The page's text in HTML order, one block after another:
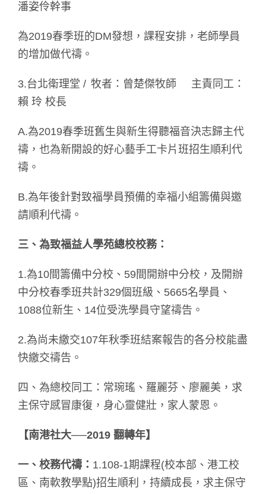
潘姿伶幹事
為2019春季班的DM發想，課程安排，老師學員
的增加做代禱。
3.台北衛理堂 / 牧者：曾楚傑牧師 主責同工：
賴 玲 校長
A.為2019春季班舊生與新生得聽福音決志歸主代
禱，也為新開設的好心藝手工卡片班招生順利代
禱。
B.為年後針對致福學員預備的幸福小組籌備與邀
請順利代禱。
三、為致福益人學苑總校校務：
1.為10間籌備中分校、59間開辦中分校，及開辦
中分校春季班共計329個班級、5665名學員、
1088位新生、14位受洗學員守望禱告。
2.為尚未繳交107年秋季班結案報告的各分校能盡
快繳交禱告。
四、為總校同工：常琬瑤、羅麗芬、廖麗美，求
主保守感冒康復，身心靈健壯，家人蒙恩。
【南港社大──2019 翻轉年】
一、校務代禱： 1.108-1期課程(校本部、港工校
區、南軟教學點)招生順利，持續成長，求主保守